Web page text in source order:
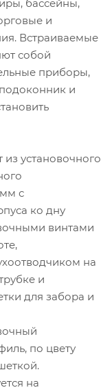
бассейны,
и
Встраиваемые
собой
приборы,
и
установочного
с
ко дну
винтами
на
и
для забора и
по цвету
на